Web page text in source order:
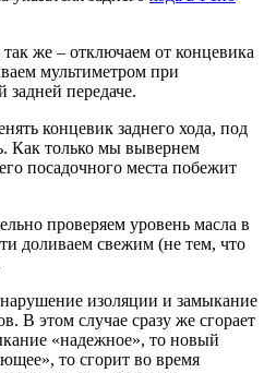
же – отключаем от концевика
мультиметром при
передаче.
концевик заднего хода, под
Как только мы вывернем
посадочного места побежит
проверяем уровень масла в
доливаем свежим (не тем, что
изоляции и замыкание
В этом случае сразу же сгорает
«надежное», то новый
то сгорит во время